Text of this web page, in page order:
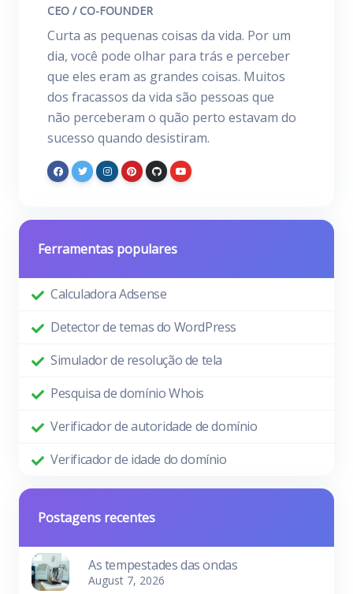
CEO / CO-FOUNDER
Curta as pequenas coisas da vida. Por um
dia, você pode olhar para trás e perceber
que eles eram as grandes coisas. Muitos
dos fracassos da vida são pessoas que
não perceberam o quão perto estavam do
sucesso quando desistiram.
Ferramentas populares
Calculadora Adsense
Detector de temas do WordPress
Simulador de resolução de tela
Pesquisa de domínio Whois
Verificador de autoridade de domínio
Verificador de idade do domínio
Postagens recentes
As tempestades das ondas
August 7, 2026